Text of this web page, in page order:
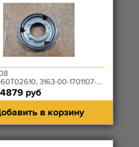
3163-00-1701107-00
4879 руб
в корзину